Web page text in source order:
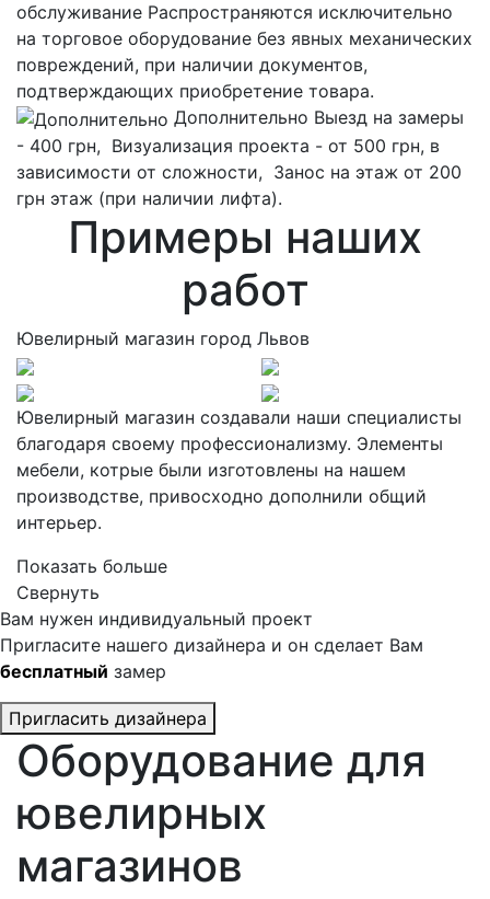
обслуживание Распространяются исключительно
на торговое оборудование без явных механических
повреждений, при наличии документов,
подтверждающих приобретение товара.
Дополнительно Выезд на замеры
- 400 грн, Визуализация проекта - от 500 грн, в
зависимости от сложности, Занос на этаж от 200
грн этаж (при наличии лифта).
Примеры наших
работ
Ювелирный магазин город Львов
Ювелирный магазин создавали наши специалисты
благодаря своему профессионализму. Элементы
мебели, котрые были изготовлены на нашем
производстве, привосходно дополнили общий
интерьер.
Показать больше
Свернуть
Вам нужен индивидуальный проект
Пригласите нашего дизайнера и он сделает Вам
бесплатный замер
Пригласить дизайнера
Оборудование для
ювелирных
магазинов